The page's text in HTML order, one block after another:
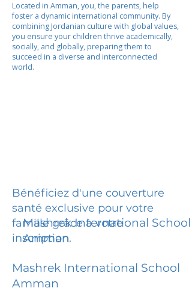
Located in Amman, you, the parents, help
foster a dynamic international community. By
combining Jordanian culture with global values,
you ensure your children thrive academically,
socially, and globally, preparing them to
succeed in a diverse and interconnected
world.
Bénéficiez d'une couverture
santé exclusive pour votre
famille grâce à votre
inscription.
Mashrek International School
Amman
Mashrek International School
Amman